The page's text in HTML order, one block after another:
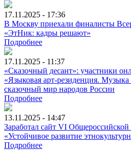
17.11.2025 - 17:36
В Москву приехали финалисты
«ЭтНик: кадры решают»
Подробнее
17.11.2025 - 11:37
«Сказочный десант»: участники
«Языковая арт-резиденция. Музыка
сказочный мир народов России
Подробнее
13.11.2025 - 14:47
Заработал сайт VI
«Устойчивое развитие
Подробнее